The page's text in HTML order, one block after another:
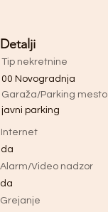
Detalji
Tip nekretnine
00 Novogradnja
Garaža/Parking mesto
javni parking
Internet
da
Alarm/Video nadzor
da
Grejanje